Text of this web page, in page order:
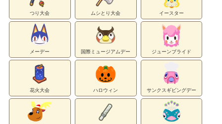
つり大会 ムシとり大会 イースター
メーデー 国際ミュージアムデー ジューンブライド
花火大会 ハロウィン サンクスギビングデー